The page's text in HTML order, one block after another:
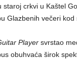
crkvi u Kaštel
Glazbenih večeri kod
Playersvrstao
obuhvaća širok